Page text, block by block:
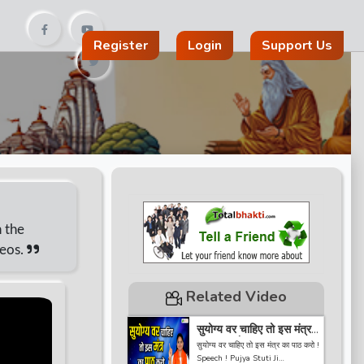
Register Login
Support Us
the
Related Video
सुयोग्य वर चाहिए तो इस मंत्र
का पाठ करो ! Speech !
Pujya Stuti Ji
सुयोग्य वर चाहिए तो इस मंत्र का पाठ करो !
Speech ! Pujya Stuti Ji